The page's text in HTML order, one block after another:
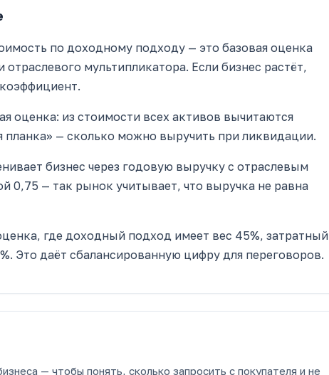
по доходному подходу — это базовая оценка
мультипликатора. Если бизнес растёт,
оценка: из стоимости всех активов вычитаются
планка» — сколько можно выручить при ликвидации.
бизнес через годовую выручку с отраслевым
0,75 — так рынок учитывает, что выручка не равна
где доходный подход имеет вес 45%, затратный
Это даёт сбалансированную цифру для переговоров.
— чтобы понять, сколько запросить с покупателя и не